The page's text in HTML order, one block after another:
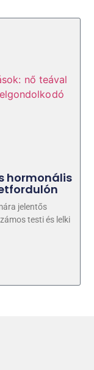
hormonális
jelentős
testi és lelki